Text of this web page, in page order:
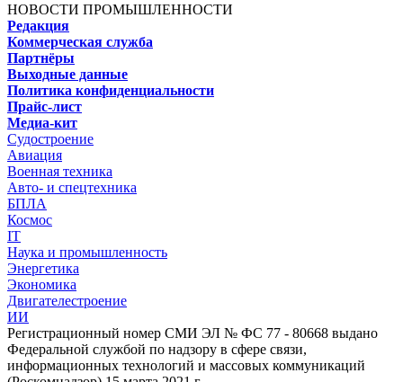
НОВОСТИ ПРОМЫШЛЕННОСТИ
Редакция
Коммерческая служба
Партнёры
Выходные данные
Политика конфиденциальности
Прайс-лист
Медиа-кит
Судостроение
Авиация
Военная техника
Авто- и спецтехника
БПЛА
Космос
IT
Наука и промышленность
Энергетика
Экономика
Двигателестроение
ИИ
Регистрационный номер СМИ ЭЛ № ФС 77 - 80668 выдано
Федеральной службой по надзору в сфере связи,
информационных технологий и массовых коммуникаций